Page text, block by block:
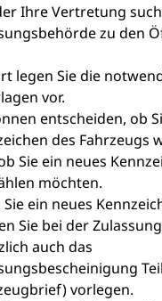
Ihre Vertretung
zu den
legen Sie die
vor.
entscheiden, ob
des Fahrzeugs
Sie ein neues
möchten.
Sie ein neues
Sie bei der
auch das
vorlegen.